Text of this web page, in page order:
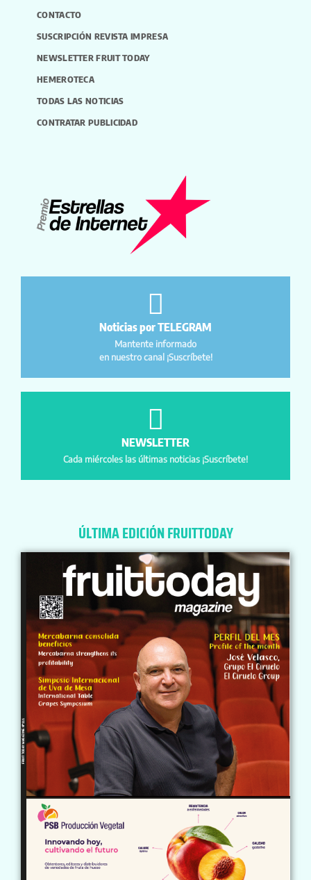
CONTACTO
SUSCRIPCIÓN REVISTA IMPRESA
NEWSLETTER FRUIT TODAY
HEMEROTECA
TODAS LAS NOTICIAS
CONTRATAR PUBLICIDAD
Noticias por TELEGRAM
Mantente informado
en nuestro canal ¡Suscríbete!
NEWSLETTER
Cada miércoles las últimas noticias ¡Suscríbete!
ÚLTIMA EDICIÓN FRUITTODAY